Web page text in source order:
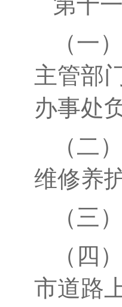
（一
主管部
办事处
（二
维修养
（三
（四
市道路